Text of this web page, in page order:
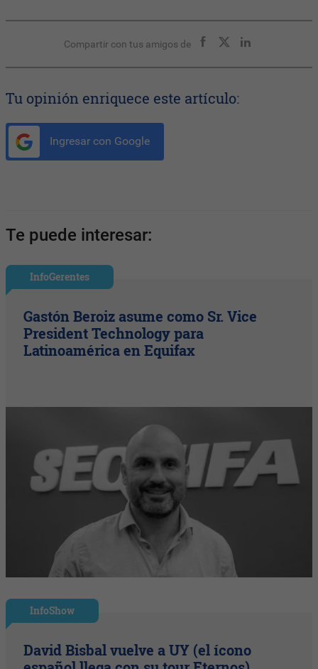
Compartir con tus amigos de
Tu opinión enriquece este artículo:
Ingresar con Google
Te puede interesar:
InfoGerentes
Gastón Beroiz asume como Sr. Vice
President Technology para
Latinoamérica en Equifax
InfoShow
David Bisbal vuelve a UY (el ícono